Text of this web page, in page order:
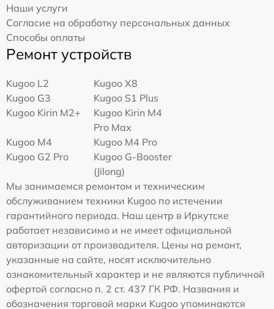
Наши услуги
Согласие на обработку персональных данных
Способы оплаты
Ремонт устройств
Kugoo L2
Kugoo X8
Kugoo G3
Kugoo S1 Plus
Kugoo Kirin M2+
Kugoo Kirin M4
Pro Max
Kugoo M4
Kugoo M4 Pro
Kugoo G2 Pro
Kugoo G-Booster
(Jilong)
Мы занимаемся ремонтом и техническим
обслуживанием техники Kugoo по истечении
гарантийного периода. Наш центр в Иркутске
работает независимо и не имеет официальной
авторизации от производителя. Цены на ремонт,
указанные на сайте, носят исключительно
ознакомительный характер и не являются публичной
офертой согласно п. 2 ст. 437 ГК РФ. Названия и
обозначения торговой марки Kugoo упоминаются